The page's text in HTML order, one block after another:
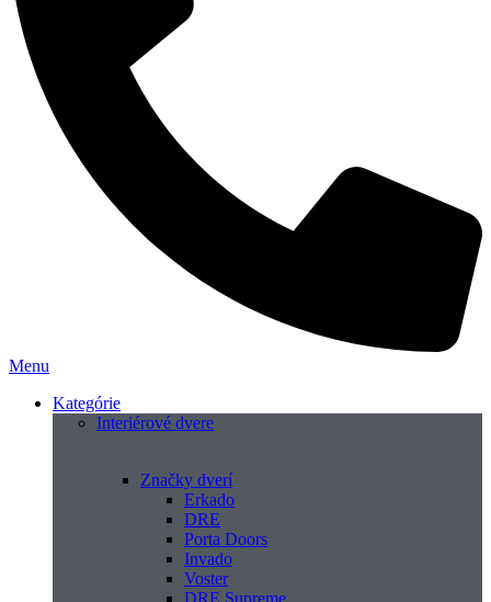
Menu
Kategórie
Interiérové dvere
Značky dverí
Erkado
DRE
Porta Doors
Invado
Voster
DRE Supreme